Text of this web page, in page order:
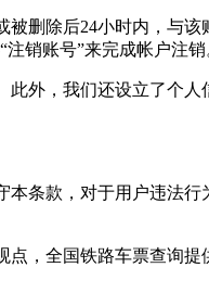
删除后24小时内，与
销账号”来完成帐户注销
外，我们还设立了个
条款，对于用户违法
点， 全国铁路车票查询提